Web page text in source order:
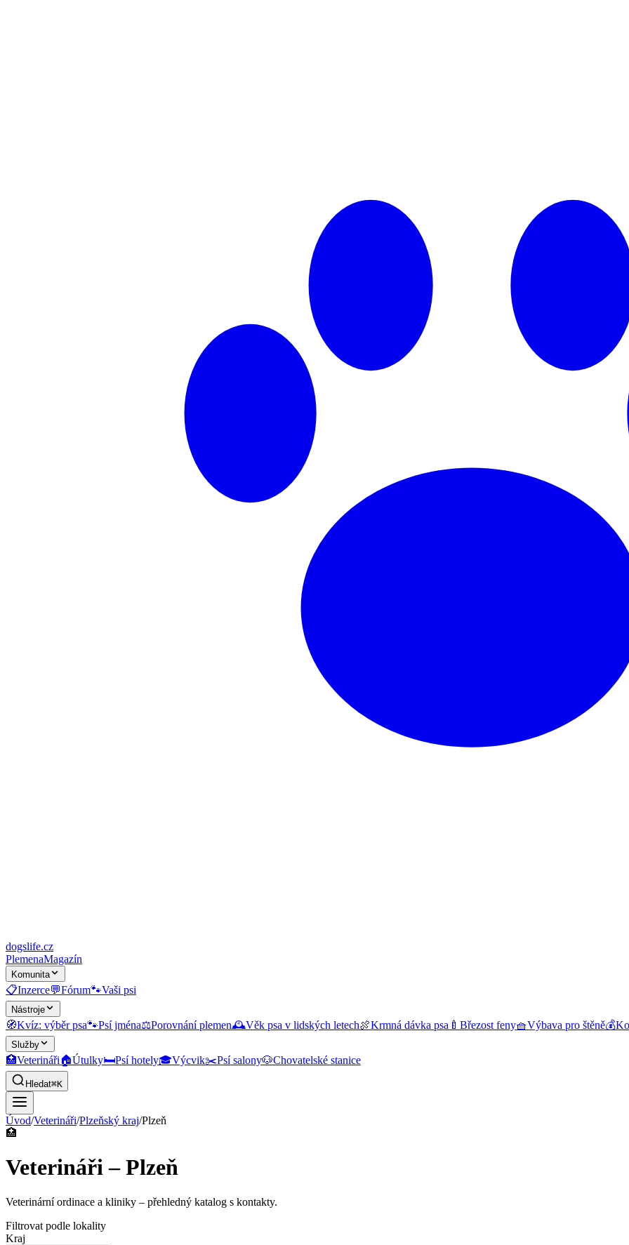
dogslife.cz
PlemenaMagazín
Komunita
📋Inzerce💬Fórum🐾Vaši psi
Nástroje
🧭Kvíz: výběr psa🐾Psí jména⚖️Porovnání plemen🕰️Věk psa v lidských letech🍖Krmná dávka psa 🍼 Březost feny🧺Výbava pro štěně💰
Služby
🏥Veterináři🏠Útulky🛏️Psí hotely🎓Výcvik✂️Psí salony🐶Chovatelské stanice
Hledat⌘K
Úvod/Veterináři/Plzeňský kraj/Plzeň
🏥
Veterináři – Plzeň
Veterinární ordinace a kliniky – přehledný katalog s kontakty.
Filtrovat podle lokality
Kraj